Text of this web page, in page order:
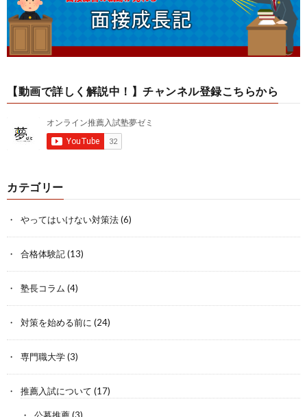
【動画で詳しく解説中！】チャンネル登録こちらから
カテゴリー
やってはいけない対策法(6)
合格体験記(13)
塾長コラム (4)
対策を始める前に (24)
専門職大学(3)
推薦入試について (17)